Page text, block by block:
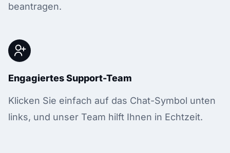
beantragen.
Engagiertes Support-Team
Klicken Sie einfach auf das Chat-Symbol unten
links, und unser Team hilft Ihnen in Echtzeit.